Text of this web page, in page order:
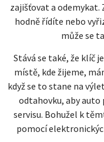
zajišťovat a odemykat.
hodně řídíte nebo
může se
Stává se také, že klíč
místě, kde žijeme,
když se to stane na
odtahovku, aby auto
servisu. Bohužel k
pomocí